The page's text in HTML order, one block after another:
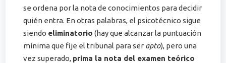
se ordena por la nota de conocimientos para decidir
quién entra​. En otras palabras, el psicotécnico sigue
siendo eliminatorio (hay que alcanzar la puntuación
mínima que fije el tribunal para ser apto), pero una
vez superado, prima la nota del examen teórico